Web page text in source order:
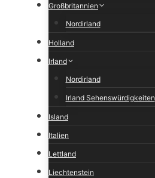
Großbritannien
Nordirland
Holland
Irland
Nordirland
Irland Sehenswürdigkeiten
Island
Italien
Lettland
Liechtenstein